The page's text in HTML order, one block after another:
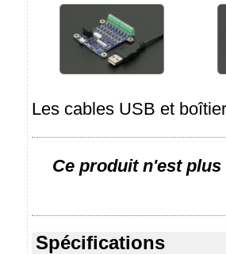
Les cables USB et
Ce produit n'est
Spécifications